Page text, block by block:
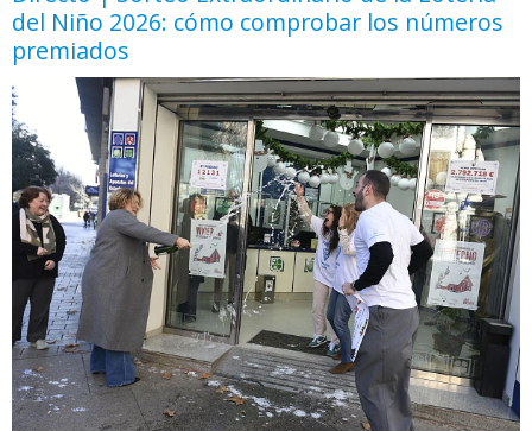
del Niño 2026: cómo comprobar los números
premiados